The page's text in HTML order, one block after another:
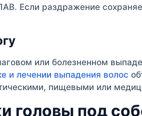
Если раздражение
или болезненном
и лечении выпадения волос
пищевыми или
головы под